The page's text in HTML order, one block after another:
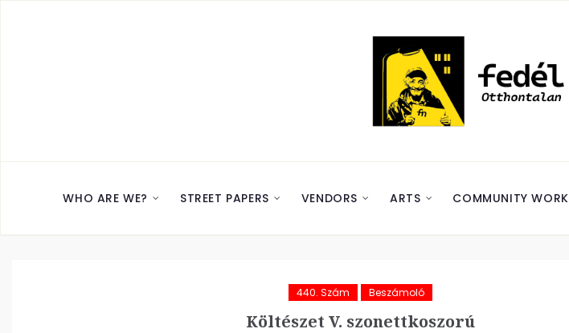
WHO ARE WE? STREET PAPERS VENDORS ARTS COMMUNITY WORK
440. Szám Beszámoló
Költészet V. szonettkoszorú